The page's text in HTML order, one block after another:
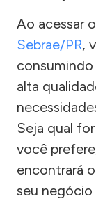
Ao acessar
Sebrae/PR,
alta
Seja qual
você
encontrará
seu negócio